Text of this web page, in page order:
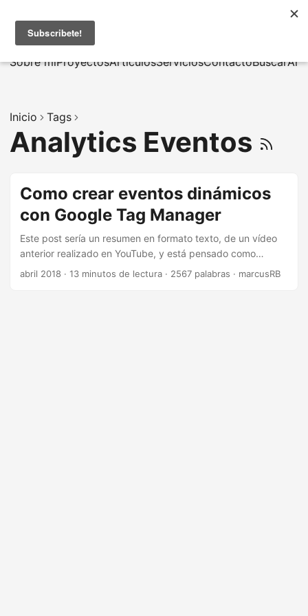
MarcusRB
Sobre míProyectosArtículosServiciosContactoBuscar
Inicio Tags
Analytics Eventos
Como crear eventos dinámicos
con Google Tag Manager
Este post sería un resumen en formato texto, de un vídeo
anterior realizado en YouTube, y está pensado como
memoria para aquellos que quieren seguir todos los pasos
abril 2018 · 13 minutos de lectura · 2567 palabras · marcusRB